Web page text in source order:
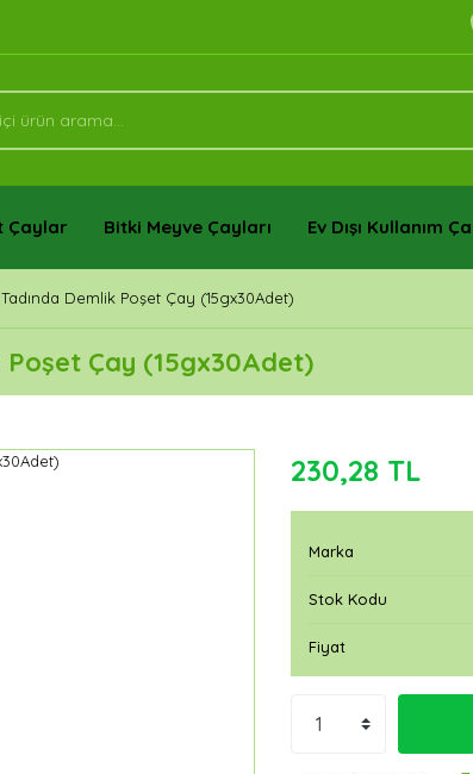
Çaylar Bitki Meyve Çayları Ev Dışı Kullanım
Demlik Poşet Çay (15gx30Adet)
Poşet Çay (15gx30Adet)
230,28 TL
Marka
Stok Kodu
Fiyat